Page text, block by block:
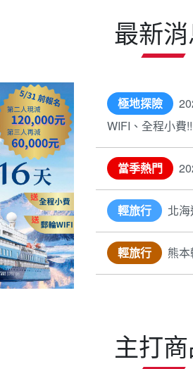
最新
極地探險
WIFI、全程小費!!
當季熱門
輕旅行 北
輕旅行 熊
主打